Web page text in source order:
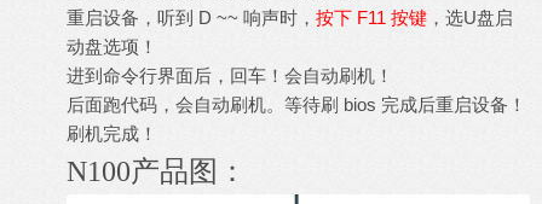
重启设备，听到 D ~~ 响声时， 按下 F11 按键 ，选U盘启
动盘选项！
进到命令行界面后，回车！会自动刷机！
后面跑代码，会自动刷机。等待刷 bios 完成后重启设备！
刷机完成！
N100产品图：